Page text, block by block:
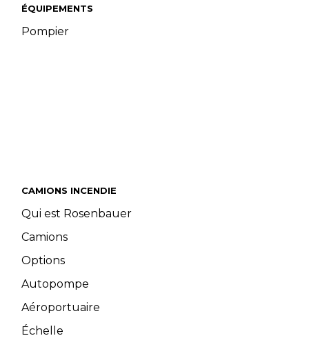
ÉQUIPEMENTS
Pompier
CAMIONS INCENDIE
Qui est Rosenbauer
Camions
Options
Autopompe
Aéroportuaire
Échelle